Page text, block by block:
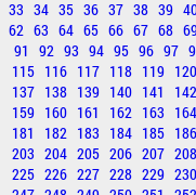
33 34 35 36 37 38 39
62 63 64 65 66 67 68
91 92 93 94 95 96 97
115 116 117 118 119
137 138 139 140 141
159 160 161 162 163
181
182 183 184 185
203 204 205 206 207
225 226 227 228 229